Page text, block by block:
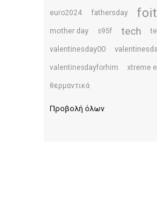
euro2024 fathersday
mother day s95f tech
valentinesday00
valentinesdayforhim xtreme
θερμαντικά
Προβολή όλων